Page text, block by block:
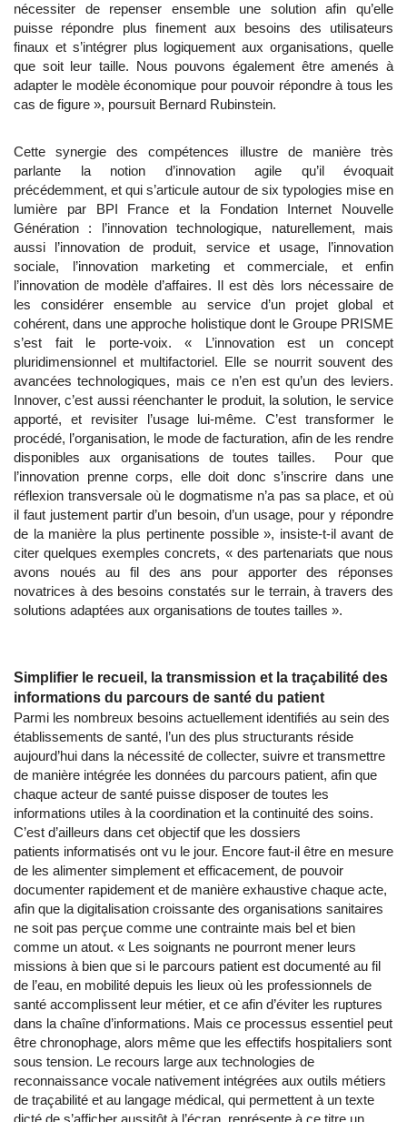
nécessiter de repenser ensemble une solution afin qu’elle
puisse répondre plus finement aux besoins des utilisateurs
finaux et s’intégrer plus logiquement aux organisations, quelle
que soit leur taille. Nous pouvons également être amenés à
adapter le modèle économique pour pouvoir répondre à tous les
cas de figure », poursuit Bernard Rubinstein.
Cette synergie des compétences illustre de manière très
parlante la notion d’innovation agile qu’il évoquait
précédemment, et qui s’articule autour de six typologies mise en
lumière par BPI France et la Fondation Internet Nouvelle
Génération : l’innovation technologique, naturellement, mais
aussi l’innovation de produit, service et usage, l’innovation
sociale, l’innovation marketing et commerciale, et enfin
l’innovation de modèle d’affaires. Il est dès lors nécessaire de
les considérer ensemble au service d’un projet global et
cohérent, dans une approche holistique dont le Groupe PRISME
s’est fait le porte-voix. « L’innovation est un concept
pluridimensionnel et multifactoriel. Elle se nourrit souvent des
avancées technologiques, mais ce n’en est qu’un des leviers.
Innover, c’est aussi réenchanter le produit, la solution, le service
apporté, et revisiter l’usage lui-même. C’est transformer le
procédé, l’organisation, le mode de facturation, afin de les rendre
disponibles aux organisations de toutes tailles. Pour que
l’innovation prenne corps, elle doit donc s’inscrire dans une
réflexion transversale où le dogmatisme n’a pas sa place, et où
il faut justement partir d’un besoin, d’un usage, pour y répondre
de la manière la plus pertinente possible », insiste-t-il avant de
citer quelques exemples concrets, « des partenariats que nous
avons noués au fil des ans pour apporter des réponses
novatrices à des besoins constatés sur le terrain, à travers des
solutions adaptées aux organisations de toutes tailles ».
Simplifier le recueil, la transmission et la traçabilité des
informations du parcours de santé du patient
Parmi les nombreux besoins actuellement identifiés au sein des
établissements de santé, l’un des plus structurants réside
aujourd’hui dans la nécessité de collecter, suivre et transmettre
de manière intégrée les données du parcours patient, afin que
chaque acteur de santé puisse disposer de toutes les
informations utiles à la coordination et la continuité des soins.
C’est d’ailleurs dans cet objectif que les dossiers
patients informatisés ont vu le jour. Encore faut-il être en mesure
de les alimenter simplement et efficacement, de pouvoir
documenter rapidement et de manière exhaustive chaque acte,
afin que la digitalisation croissante des organisations sanitaires
ne soit pas perçue comme une contrainte mais bel et bien
comme un atout. « Les soignants ne pourront mener leurs
missions à bien que si le parcours patient est documenté au fil
de l’eau, en mobilité depuis les lieux où les professionnels de
santé accomplissent leur métier, et ce afin d’éviter les ruptures
dans la chaîne d’informations. Mais ce processus essentiel peut
être chronophage, alors même que les effectifs hospitaliers sont
sous tension. Le recours large aux technologies de
reconnaissance vocale nativement intégrées aux outils métiers
de traçabilité et au langage médical, qui permettent à un texte
dicté de s’afficher aussitôt à l’écran, représente à ce titre un